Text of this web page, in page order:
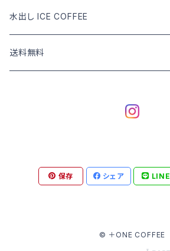
DRIP COFFEE mix
DRIP COFFEE
DRIP COFFEE mix
COFFEE BEANS
DRIP COFFEE
水出し ICE COFFEE
カフェインあり
送料無料
保存 シェア LINE
© ＋ONE COFFEE